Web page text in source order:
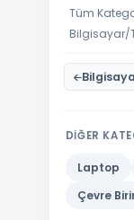
Tüm
Bilgisayar/
DİĞER
Laptop
Çevre